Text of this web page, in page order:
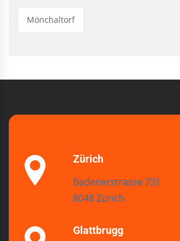
Mönchaltorf
Zürich
Badenerstrasse 731
8048 Zürich
Glattbrugg